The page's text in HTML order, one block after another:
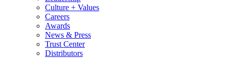
Culture + Values
Careers
Awards
News & Press
Trust Center
Distributors